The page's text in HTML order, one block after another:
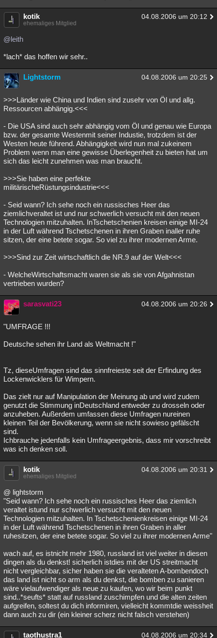
kotik 04.08.2006 um 20:12
ehemaliges Mitglied
@leith
*lach* das hoffen wir sehr..
Lightstorm 04.08.2006 um 20:25
>>>Länder wie China und Indien sind zusehr von Öl und allg.
Ressourcen abhängig.<<<
- Die USA sind auch sehr abhängig vom Öl und genau wie Europa
bzw. der gesamte Westenmit seiner Industie, trotzdem ist der
Westen heute führend. Abhängigkeit wird nun mal zukeinem
Problem wenn man eine gewisse Überlegenheit zu bieten hat um
sich das leicht zunehmen was man braucht.
>>>Sie haben eine perfekte
militärischeRüstungsindustrie<<<
- Seid wann? Ich sehe noch ein russisches Heer das
ziemlichveraltet ist und nur schwerlich versucht mit den neuen
Technologien mitzuhalten. InTschetschenien kreisen einige MI-24
in der Luft während Tschetschenen in ihren Graben inaller ruhe
sitzen, der eine betete sogar. So viel zu ihrer modernen Arme.
>>>Sind zur Zeit wirtschaftlich die NR.9 auf der Welt<<<
- WelcheWirtschaftsmacht waren sie als sie von Afgahnistan
vertrieben wurden?
sarasvati23 04.08.2006 um 20:26
"UMFRAGE !!!
Deutsche sehen ihr Land als Weltmacht !"
Tz, dieseUmfragen sind das sinnfreieste seit der Erfindung des
Lockenwicklers für Wimpern.
Das zielt nur auf Manipulation der Meinung ab und wird zudem
genutzt die Stimmung inDeutschland entweder zu drosseln oder
anzuheben. Außerdem umfassen diese Umfragen nureinen
kleinen Teil der Bevölkerung, wenn sie nicht sowieso gefälscht
sind.
Ichbrauche jedenfalls kein Umfrageergebnis, dass mir vorschreibt
was ich denken soll.
kotik 04.08.2006 um 20:31
ehemaliges Mitglied
@ lightstorm
"Seid wann? Ich sehe noch ein russisches Heer das ziemlich
veraltet istund nur schwerlich versucht mit den neuen
Technologien mitzuhalten. In Tschetschenienkreisen einige MI-24
in der Luft während Tschetschenen in ihren Graben in aller
ruhesitzen, der eine betete sogar. So viel zu ihrer modernen Arme"
wach auf, es istnicht mehr 1980, russland ist viel weiter in diesen
dingen als du denkst! sicherlich istdies mit der US streitmacht
nicht vergleichbar, sicher haben sie die veralteten A-bombendoch
das land ist nicht so arm als du denkst, die bomben zu sanieren
wäre vielaufwendiger als neue zu kaufen, wo wir beim punkt
sind..*seufts* statt auf russland zuschimpfen und die alten zeiten
aufgreifen, soltest du dich informiren, vielleicht kommtdie weissheit
dann auch zu dir (ein kleiner scherz nicht falsch verstehen)
taothustra1 04.08.2006 um 20:34